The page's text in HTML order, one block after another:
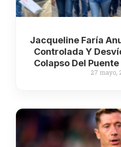
Jacqueline Faría
Controlada Y
Colapso Del
27 mayo,